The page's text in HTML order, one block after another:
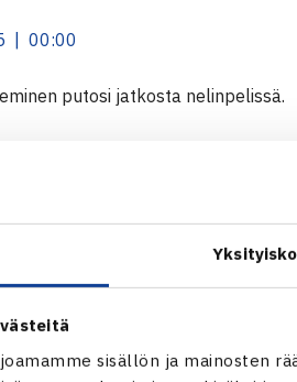
sisällön ja mainosten
| 00:00
putosi jatkosta nelinpelissä.